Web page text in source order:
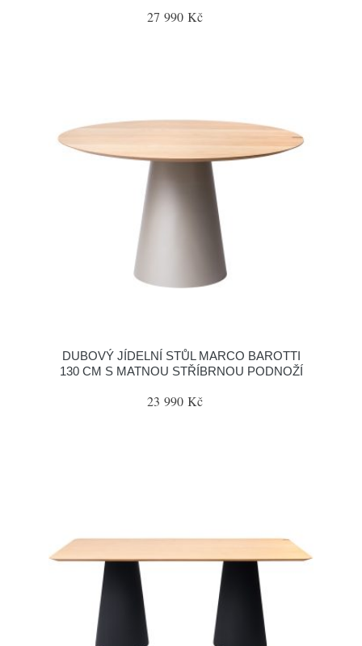
27 990 Kč
DUBOVÝ JÍDELNÍ STŮL MARCO BAROTTI
130 CM S MATNOU STŘÍBRNOU PODNOŽÍ
23 990 Kč